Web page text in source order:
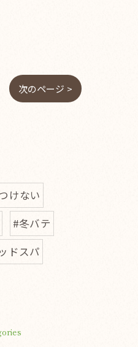
次のページ >
けない
#冬バテ
ドスパ